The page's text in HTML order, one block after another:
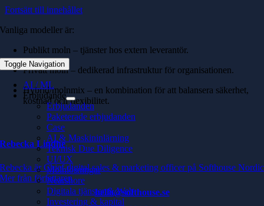
Fortsätt till innehållet
Toggle Navigation
AI / ML
Erbjudande
Erbjudanden
Paketerade erbjudanden
Case
AI & Maskininlärning
Teknisk Due Diligence
UI/UX
Molnlösningar
Nearshore
Digitala tjänster & Web
Investering & kapital
Vanliga modeller är:
Publikt moln – tjänster hos extern leverantör.
Privatt moln – dedikerad infrastruktur för organisationen.
Hybrid/molnmix – en kombination för att balansera säkerhet,
kostnad och flexibilitet.
Rebecka Lindhe
Rebecka är Chief digital sales & marketing officer på Softhouse Nordic
Mer från författaren
hello@softhouse.se